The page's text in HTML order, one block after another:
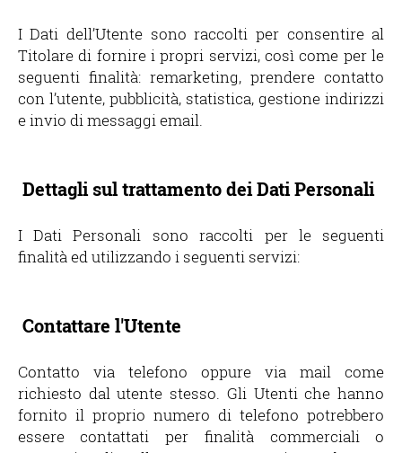
I Dati dell’Utente sono raccolti per consentire al
Titolare di fornire i propri servizi, così come per le
seguenti finalità: remarketing, prendere contatto
con l’utente, pubblicità, statistica, gestione indirizzi
e invio di messaggi email.
Dettagli sul trattamento dei Dati Personali
I Dati Personali sono raccolti per le seguenti
finalità ed utilizzando i seguenti servizi:
Contattare l'Utente
Contatto via telefono oppure via mail come
richiesto dal utente stesso. Gli Utenti che hanno
fornito il proprio numero di telefono potrebbero
essere contattati per finalità commerciali o